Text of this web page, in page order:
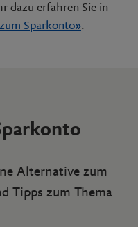
dazu erfahren Sie in
Sparkonto».
Alternative zum
Tipps zum Thema